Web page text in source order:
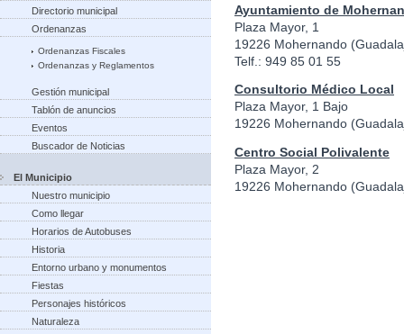
Directorio municipal
Ordenanzas
Ordenanzas Fiscales
Ordenanzas y Reglamentos
Gestión municipal
Tablón de anuncios
Eventos
Buscador de Noticias
El Municipio
Nuestro municipio
Como llegar
Horarios de Autobuses
Historia
Entorno urbano y monumentos
Fiestas
Personajes históricos
Naturaleza
Ayuntamiento de
Plaza Mayor, 1
19226 Mohernando
Telf.: 949 85 01 55
Consultorio Médico Local
Plaza Mayor, 1 Bajo
19226 Mohernando
Centro Social Polivalente
Plaza Mayor, 2
19226 Mohernando